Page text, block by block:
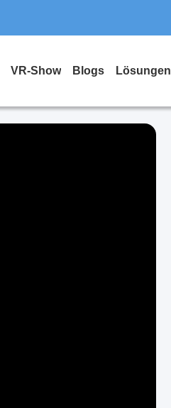
VR-Show Blogs Lösungen